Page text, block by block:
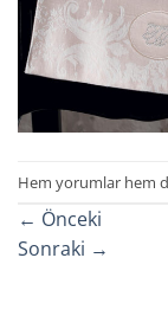
Hem yorumlar hem
← Önceki
Sonraki →